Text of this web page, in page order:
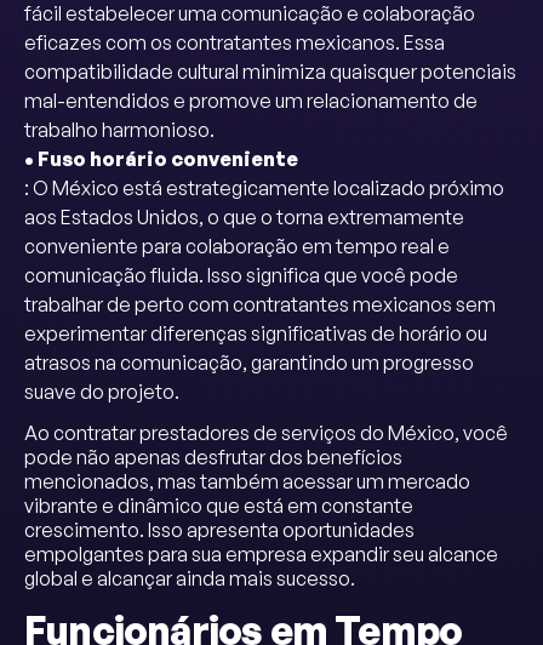
fácil estabelecer uma comunicação e colaboração
eficazes com os contratantes mexicanos. Essa
compatibilidade cultural minimiza quaisquer potenciais
mal-entendidos e promove um relacionamento de
trabalho harmonioso.
• Fuso horário conveniente
: O México está estrategicamente localizado próximo
aos Estados Unidos, o que o torna extremamente
conveniente para colaboração em tempo real e
comunicação fluida. Isso significa que você pode
trabalhar de perto com contratantes mexicanos sem
experimentar diferenças significativas de horário ou
atrasos na comunicação, garantindo um progresso
suave do projeto.
Ao contratar prestadores de serviços do México, você
pode não apenas desfrutar dos benefícios
mencionados, mas também acessar um mercado
vibrante e dinâmico que está em constante
crescimento. Isso apresenta oportunidades
empolgantes para sua empresa expandir seu alcance
global e alcançar ainda mais sucesso.
Funcionários em Tempo